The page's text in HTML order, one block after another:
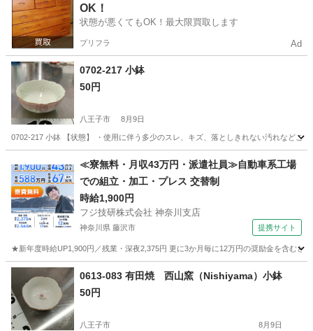
OK！
状態が悪くてもOK！最大限買取します
プリフラ Ad
0702-217 小鉢
50円
八王子市 8月9日
0702-217 小鉢 【状態】 ・使用に伴う多少のスレ、キズ、落としきれない汚れなど
食器 小鉢
≪寮無料・月収43万円・派遣社員≫自動車系工場
での組立・加工・プレス 交替制
時給1,900円
フジ技研株式会社 神奈川支店
神奈川県 藤沢市 提携サイト
★新年度時給UP1,900円／残業・深夜2,375円 更に3か月毎に12万円の奨励金を含む
神奈川 藤沢市
0613-083 有田焼 西山窯（Nishiyama）小鉢
50円
八王子市 8月9日